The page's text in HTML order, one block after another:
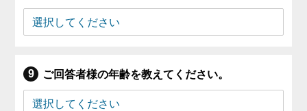
ご回答者様の年齢を教えてください。